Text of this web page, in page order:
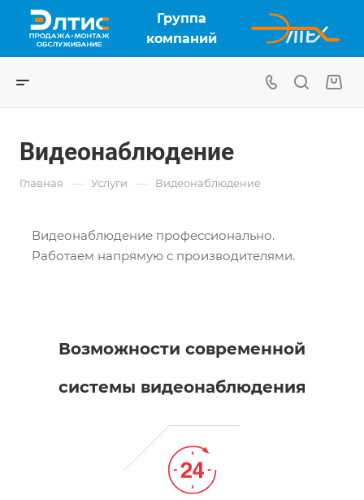
Группа
компаний
Видеонаблюдение
Главная — Услуги — Видеонаблюдение
Видеонаблюдение профессионально.
Работаем напрямую с производителями.
Возможности современной
системы видеонаблюдения